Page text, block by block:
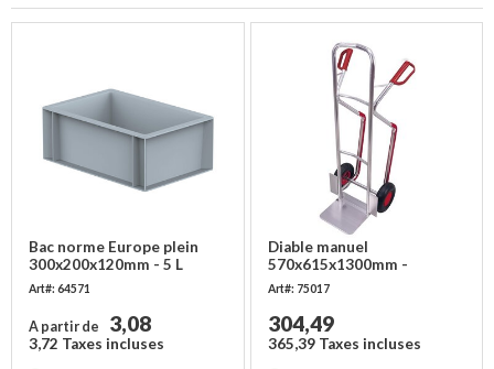
Bac norme Europe plein
300x200x120mm - 5 L
Art#: 64571
A partir de 3,08
3,72 Taxes incluses
Diable manuel
570x615x1300mm -
aluminium, bavette
320x250mm
Art#: 75017
304,49
365,39 Taxes incluses